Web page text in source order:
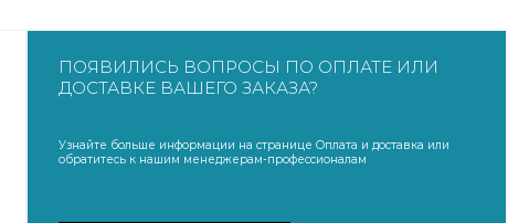
ПОЯВИЛИСЬ ВОПРОСЫ ПО ОПЛАТЕ ИЛИ
ДОСТАВКЕ ВАШЕГО ЗАКАЗА?
Узнайте больше информации на странице Оплата и доставка или
обратитесь к нашим менеджерам-профессионалам